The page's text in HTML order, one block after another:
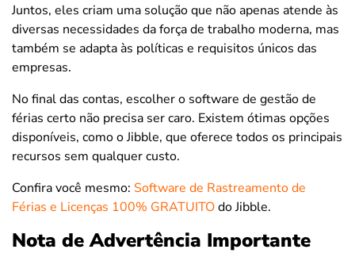
Juntos, eles criam uma solução que não apenas atende às
diversas necessidades da força de trabalho moderna, mas
também se adapta às políticas e requisitos únicos das
empresas.
No final das contas, escolher o software de gestão de
férias certo não precisa ser caro. Existem ótimas opções
disponíveis, como o Jibble, que oferece todos os principais
recursos sem qualquer custo.
Confira você mesmo: Software de Rastreamento de
Férias e Licenças 100% GRATUITOdo Jibble.
Nota de Advertência Importante